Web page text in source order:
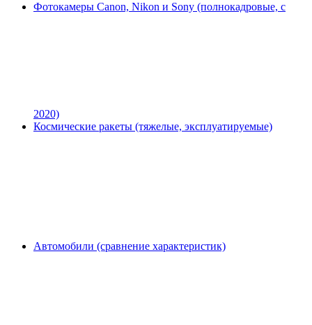
Фотокамеры Canon, Nikon и Sony (полнокадровые, с
2020)
Космические ракеты (тяжелые, эксплуатируемые)
Автомобили (сравнение характеристик)